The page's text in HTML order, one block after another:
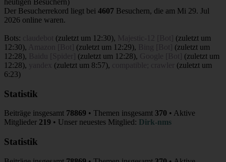
Der Besucherrekord liegt bei 4607 Besuchern, die am Mi 29. Jul
2026 online waren.
Bots: (zuletzt um 12:30), (zuletzt um
12:30), (zuletzt um 12:29), (zuletzt um
12:28), (zuletzt um 12:28), (zuletzt um
12:28), (zuletzt um 8:57), (zuletzt um
6:23)
Statistik
Beiträge insgesamt 78869 • Themen insgesamt 370 • Aktive
Mitglieder 219 • Unser neuestes Mitglied: Dirk-nms
Statistik